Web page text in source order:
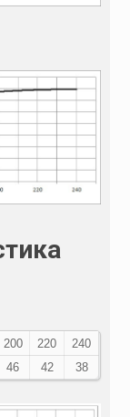
200 220
240
46 42 38